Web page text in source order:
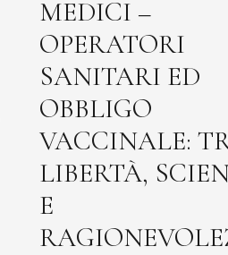
MEDICI –
OPERATORI
SANITARI ED
OBBLIGO
VACCINALE:
LIBERTÀ,
E